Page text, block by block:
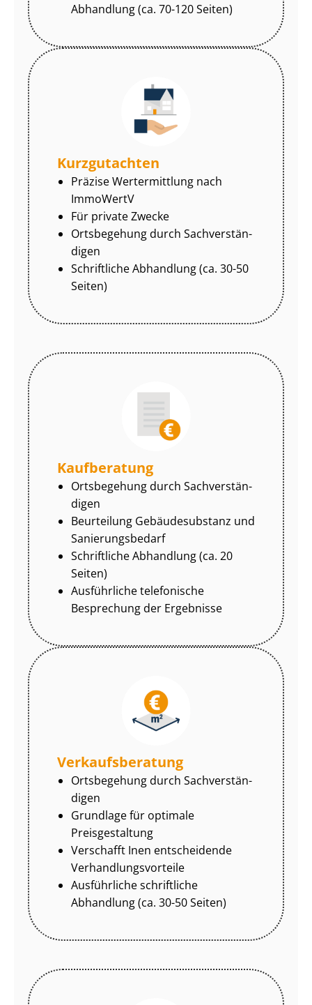
Abhandlung (ca. 70-120 Seiten)
Kurzgutachten
Präzise Wertermittlung nach
ImmoWertV
Für private Zwecke
Ortsbegehung durch Sach­ver­stän­
di­gen
Schriftliche Abhandlung (ca. 30-50
Seiten)
Kaufberatung
Ortsbegehung durch Sach­ver­stän­
di­gen
Beurteilung Gebäudesubstanz und
Sa­nie­rungs­be­darf
Schriftliche Abhandlung (ca. 20
Seiten)
Ausführliche telefonische
Besprechung der Ergebnisse
Ver­kaufs­be­ra­tung
Ortsbegehung durch Sach­ver­stän­
di­gen
Grundlage für optimale
Preisgestaltung
Verschafft Inen entscheidende
Ver­hand­lungs­vor­tei­le
Ausführliche schriftliche
Abhandlung (ca. 30-50 Seiten)